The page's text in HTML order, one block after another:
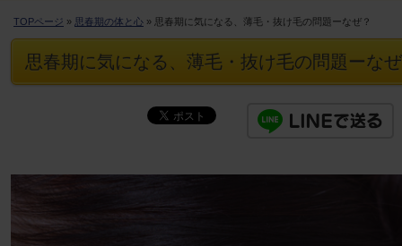
TOPページ » 思春期の体と心 » 思春期に気になる、薄毛・抜け毛の問題ーなぜ？
思春期に気になる、薄毛・抜け毛の問題ーな